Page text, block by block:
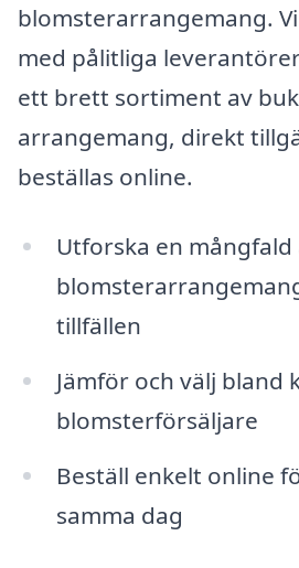
blomsterarrangemang.
med pålitliga
ett brett sortiment av
arrangemang, direkt
beställas online.
Utforska en mångfald
tillfällen
Jämför och välj bland
blomsterförsäljare
Beställ enkelt online
samma dag